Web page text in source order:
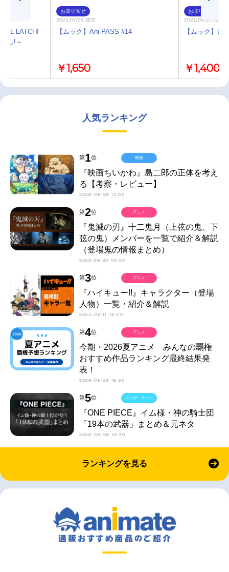
LATCH!
し!～
お取り寄せ
2021/07/28 発売
【ムック】Ani-PASS #14
￥1,650
お取り寄せ
2021/06/07 発売
【ムック】
￥1,400
人気ランキング
第1位
『映画ちいかわ』島二郎の正体を考え
る【考察・レビュー】
2026-08-03 12:00
映画
第2位
『鬼滅の刃』十二鬼月（上弦の鬼、下
弦の鬼）メンバーを一覧で紹介＆解説
（登場鬼の情報まとめ）
2023-06-20 00:00
アニメ
第3位
『ハイキュー!!』キャラクター（登場
人物）一覧・紹介＆解説
2024-03-11 16:00
アニメ
第4位
今期・2026夏アニメ みんなの覇権
おすすめ作品ランキング最終結果発
表！
2026-06-29 16:30
アニメ
第5位
『ONE PIECE』イム様・神の騎士団
「19本の武器」まとめ＆元ネタ
2026-08-06 16:30
マンガ・ラノベ
ランキングを見る